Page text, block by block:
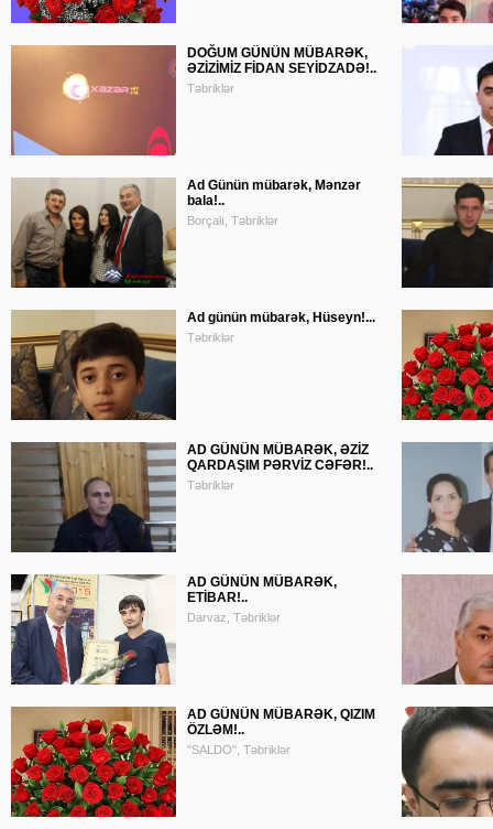
DOĞUM GÜNÜN MÜBARƏK,
ƏZİZİMİZ FİDAN SEYİDZADƏ!..
Təbriklər
Ad Günün mübarək, Mənzər
bala!..
Borçalı, Təbriklər
Ad günün mübarək, Hüseyn!...
Təbriklər
AD GÜNÜN MÜBARƏK, ƏZİZ
QARDAŞIM PƏRVİZ CƏFƏR!..
Təbriklər
AD GÜNÜN MÜBARƏK,
ETİBAR!..
Darvaz, Təbriklər
AD GÜNÜN MÜBARƏK, QIZIM
ÖZLƏM!..
"SALDO", Təbriklər